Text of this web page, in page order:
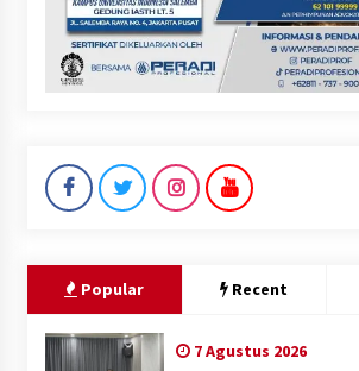
Popular Recent
7 Agustus 2026